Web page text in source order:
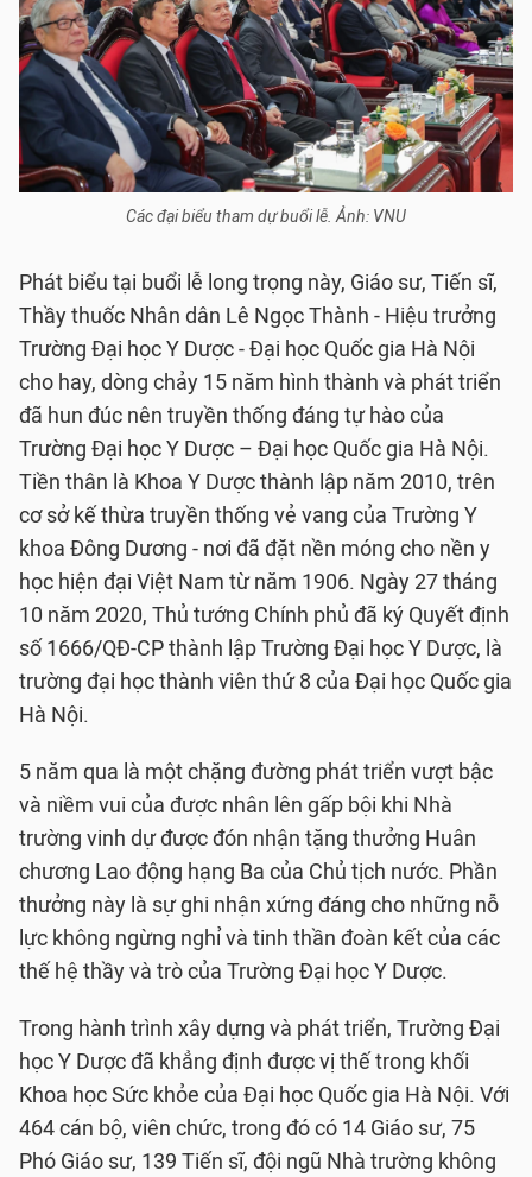
Các đại biểu tham dự buổi lễ. Ảnh: VNU
Phát biểu tại buổi lễ long trọng này, Giáo sư, Tiến sĩ,
Thầy thuốc Nhân dân Lê Ngọc Thành - Hiệu trưởng
Trường Đại học Y Dược - Đại học Quốc gia Hà Nội
cho hay, dòng chảy 15 năm hình thành và phát triển
đã hun đúc nên truyền thống đáng tự hào của
Trường Đại học Y Dược – Đại học Quốc gia Hà Nội.
Tiền thân là Khoa Y Dược thành lập năm 2010, trên
cơ sở kế thừa truyền thống vẻ vang của Trường Y
khoa Đông Dương - nơi đã đặt nền móng cho nền y
học hiện đại Việt Nam từ năm 1906. Ngày 27 tháng
10 năm 2020, Thủ tướng Chính phủ đã ký Quyết định
số 1666/QĐ-CP thành lập Trường Đại học Y Dược, là
trường đại học thành viên thứ 8 của Đại học Quốc gia
Hà Nội.
5 năm qua là một chặng đường phát triển vượt bậc
và niềm vui của được nhân lên gấp bội khi Nhà
trường vinh dự được đón nhận tặng thưởng Huân
chương Lao động hạng Ba của Chủ tịch nước. Phần
thưởng này là sự ghi nhận xứng đáng cho những nỗ
lực không ngừng nghỉ và tinh thần đoàn kết của các
thế hệ thầy và trò của Trường Đại học Y Dược.
Trong hành trình xây dựng và phát triển, Trường Đại
học Y Dược đã khẳng định được vị thế trong khối
Khoa học Sức khỏe của Đại học Quốc gia Hà Nội. Với
464 cán bộ, viên chức, trong đó có 14 Giáo sư, 75
Phó Giáo sư, 139 Tiến sĩ, đội ngũ Nhà trường không